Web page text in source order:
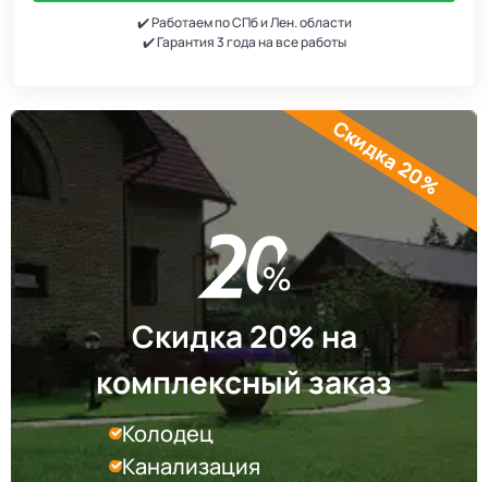
✔️ Работаем по СПб и Лен. области
✔️ Гарантия 3 года на все работы
Скидка 20% на
комплексный заказ
Колодец
Канализация
Скидка 20%